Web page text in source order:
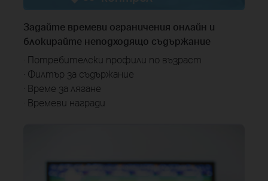
Задайте времеви ограничения онлайн и
блокирайте неподходящо съдържание
· Потребителски профили по възраст
· Филтър за съдържание
· Време за лягане
· Времеви награди